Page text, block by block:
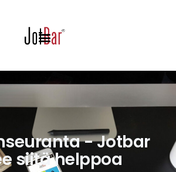
- Jotbar
siitä helppoa